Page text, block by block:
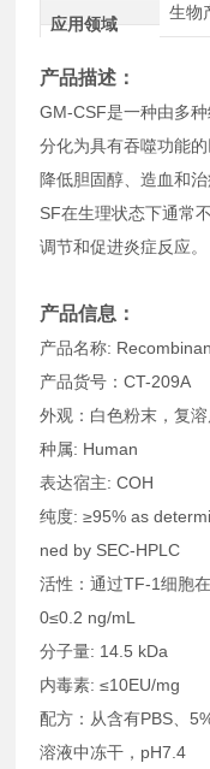
应用领域
生物
产品描述：
GM-CSF是一种由多
分化为具有吞噬功能
降低胆固醇、造血和
SF在生理状态下通常
调节和促进炎症反应。
产品信息：
产品名称:
产品货号：CT-209A
外观：白色粉末，复
种属: Human
表达宿主: COH
纯度: ≥95% as
ned by SEC-HPLC
活性：通过TF-1细胞
0≤0.2 ng/mL
分子量: 14.5 kDa
内毒素: ≤10EU/mg
配方：从含有PBS、
溶液中冻干，pH7.4